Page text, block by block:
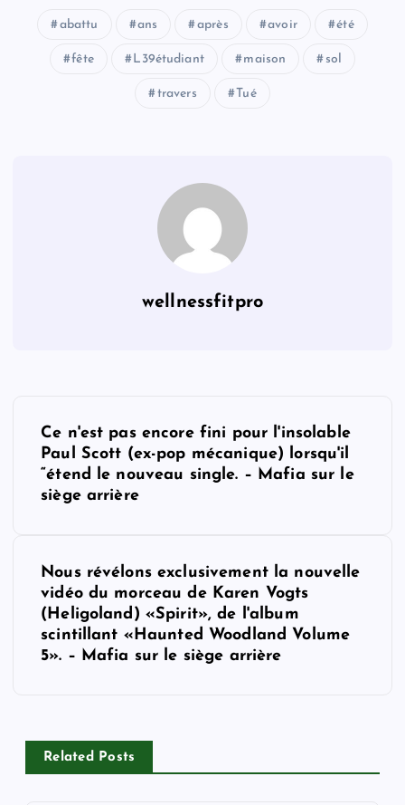
abattu ans après avoir été
fête L39étudiant maison sol
travers Tué
wellnessfitpro
g
Ce n'est pas encore fini pour l'insolable
Paul Scott (ex-pop mécanique) lorsqu'il
“étend le nouveau single. – Mafia sur le
siège arrière
Nous révélons exclusivement la nouvelle
vidéo du morceau de Karen Vogts
(Heligoland) «Spirit», de l'album
scintillant «Haunted Woodland Volume
5». – Mafia sur le siège arrière
Related Posts